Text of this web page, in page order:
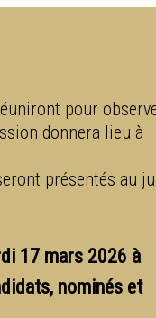
pour
donnera lieu à
présentés au
17 mars 2026 à
nominés et